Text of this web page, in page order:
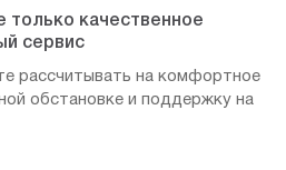
только качественное
сервис
рассчитывать на комфортное
обстановке и поддержку на